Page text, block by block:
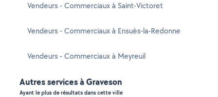
Vendeurs - Commerciaux à Saint-Victoret
Vendeurs - Commerciaux à Ensuès-la-Redonne
Vendeurs - Commerciaux à Meyreuil
Autres services à Graveson
Ayant le plus de résultats dans cette ville